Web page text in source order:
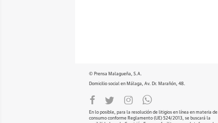
© Prensa Malagueña, S.A.
Domicilio social en Málaga, Av. Dr. Marañón, 48.
En lo posible, para la resolución de litigios en línea en materia de
consumo conforme Reglamento (UE) 524/2013, se buscará la